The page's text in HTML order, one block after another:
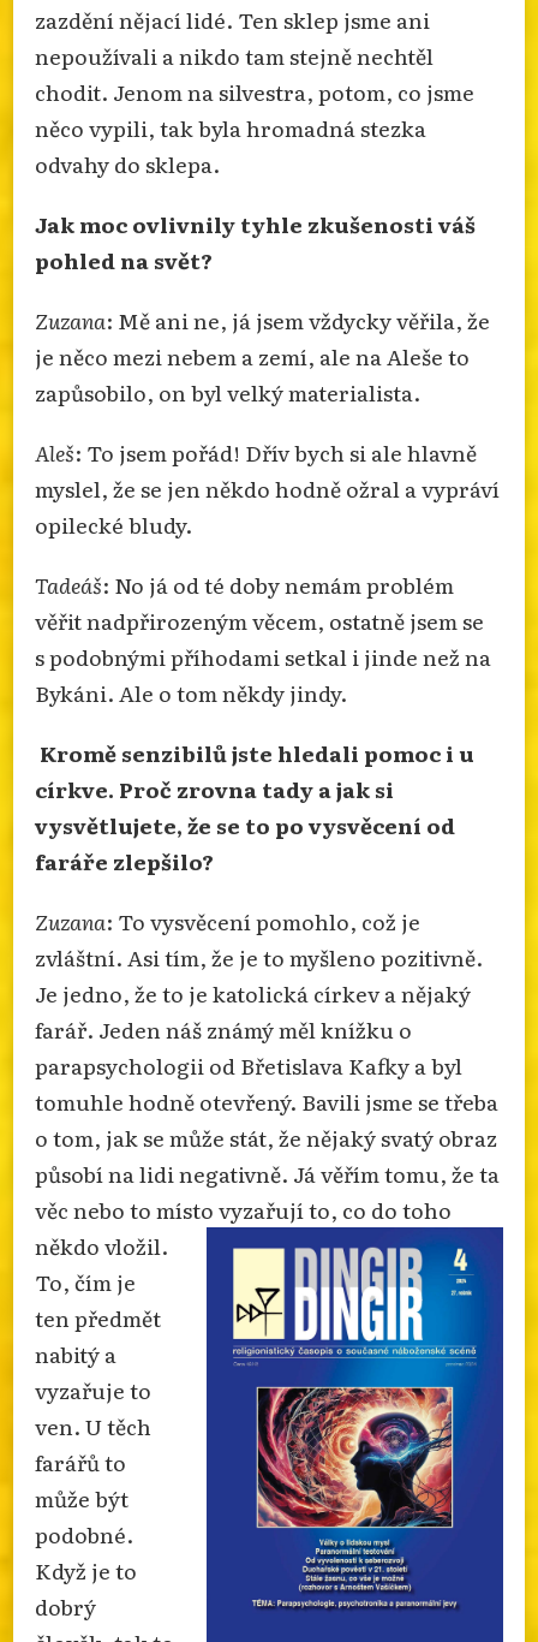
zazdění nějací lidé. Ten sklep jsme ani
nepoužívali a nikdo tam stejně nechtěl
chodit. Jenom na silvestra, potom, co jsme
něco vypili, tak byla hromadná stezka
odvahy do sklepa.
Jak moc ovlivnily tyhle zkušenosti váš
pohled na svět?
Zuzana: Mě ani ne, já jsem vždycky věřila, že
je něco mezi nebem a zemí, ale na Aleše to
zapůsobilo, on byl velký materialista.
Aleš: To jsem pořád! Dřív bych si ale hlavně
myslel, že se jen někdo hodně ožral a vypráví
opilecké bludy.
Tadeáš: No já od té doby nemám problém
věřit nadpřirozeným věcem, ostatně jsem se
s podobnými příhodami setkal i jinde než na
Bykáni. Ale o tom někdy jindy.
Kromě senzibilů jste hledali pomoc i u
církve. Proč zrovna tady a jak si
vysvětlujete, že se to po vysvěcení od
faráře zlepšilo?
Zuzana: To vysvěcení pomohlo, což je
zvláštní. Asi tím, že je to myšleno pozitivně.
Je jedno, že to je katolická církev a nějaký
farář. Jeden náš známý měl knížku o
parapsychologii od Břetislava Kafky a byl
tomuhle hodně otevřený. Bavili jsme se třeba
o tom, jak se může stát, že nějaký svatý obraz
působí na lidi negativně. Já věřím tomu, že ta
věc nebo to místo vyzařují to, co do toho
někdo vložil.
To, čím je
ten předmět
nabitý a
vyzařuje to
ven. U těch
farářů to
může být
podobné.
Když je to
dobrý